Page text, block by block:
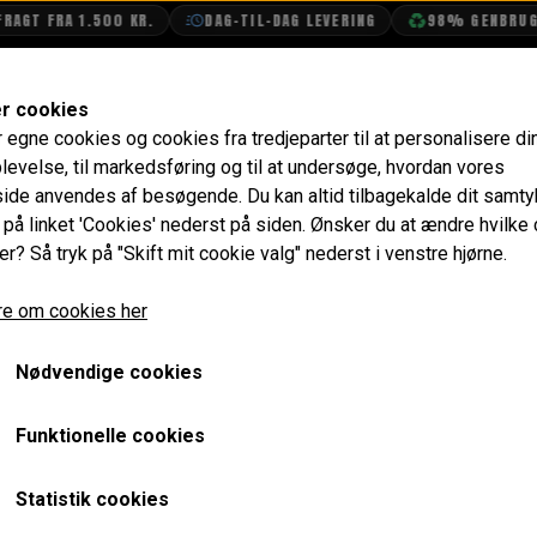
FRA 1.500 KR. DAG-TIL-DAG LEVERING 98%
& Forrør Freeflow Udstødnings Manifold - Maniflow
Freeflow Udstødnings
Varenummer: C-STR816
Kvalitets manifold. Meget nem at montere, passer direkte
Anbefales på alle motorer med op til 75 HK.
cookies
egne cookies og cookies fra tredjeparter til at personalisere
til markedsføring og til at undersøge, hvordan vores
anvendes af besøgende. Du kan altid tilbagekalde dit
linket 'Cookies' nederst på siden. Ønsker du at ændre hvilke
Så tryk på "Skift mit cookie valg" nederst i venstre hjørne.
om cookies her
Nødvendige cookies
Funktionelle cookies
Statistik cookies